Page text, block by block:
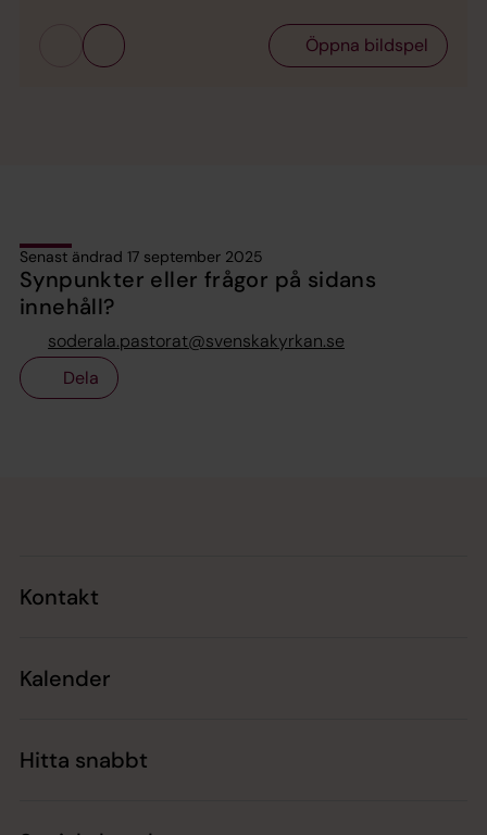
Öppna bildspel
Senast ändrad 17 september 2025
Synpunkter eller frågor på sidans
innehåll?
soderala.pastorat@svenskakyrkan.se
Dela
Kontakt
Kalender
Hitta snabbt